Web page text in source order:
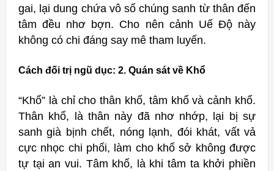
gai, lại dung chứa vô số chúng sanh từ thân đến
tâm đều nhơ bợn. Cho nên cảnh Uế Độ này
không có chi đáng say mê tham luyến.
Cách đối trị ngũ dục: 2. Quán sát về Khổ
“Khổ” là chỉ cho thân khổ, tâm khổ và cảnh khổ.
Thân khổ, là thân này đã nhơ nhớp, lại bị sự
sanh già bịnh chết, nóng lạnh, đói khát, vất vả
cực nhọc chi phối, làm cho khổ sở không được
tự tại an vui. Tâm khổ, là khi tâm ta khởi phiền